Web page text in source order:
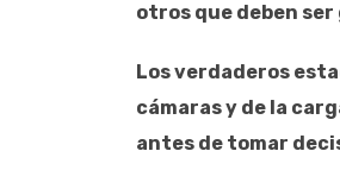
otros que deben
Los verdaderos
cámaras y de la
antes de tomar